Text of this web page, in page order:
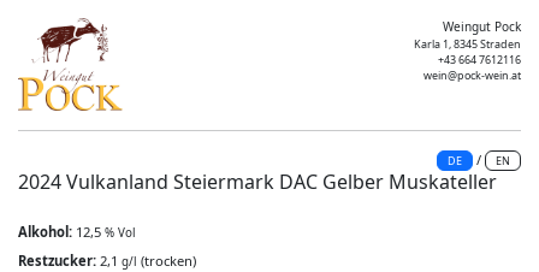
Weingut Pock
Karla 1, 8345 Straden
+43 664 7612116
wein@pock-wein.at
DE / EN
2024 Vulkanland Steiermark DAC Gelber Muskateller
Alkohol: 12,5 % Vol
Restzucker: 2,1 g/l (trocken)